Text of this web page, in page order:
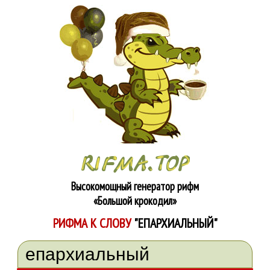
Высокомощный генератор рифм
«Большой крокодил»
РИФМА К СЛОВУ"ЕПАРХИАЛЬНЫЙ"